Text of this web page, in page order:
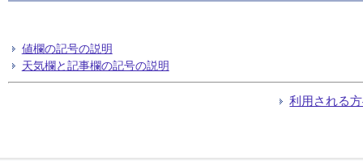
値欄の記号の説明
天気欄と記事欄の記号の説明
利用される